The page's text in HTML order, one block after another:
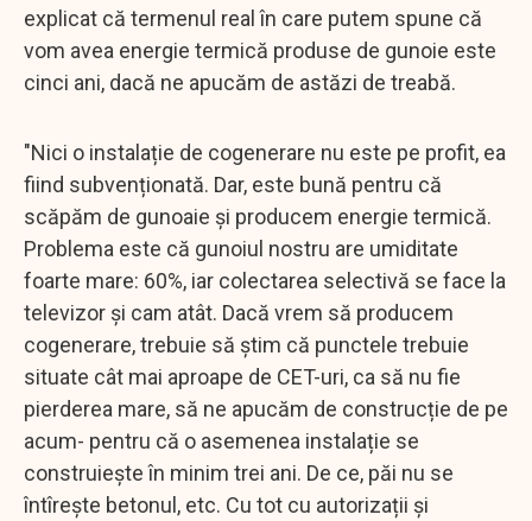
explicat că termenul real în care putem spune că
vom avea energie termică produse de gunoie este
cinci ani, dacă ne apucăm de astăzi de treabă.
"Nici o instalație de cogenerare nu este pe profit, ea
fiind subvenționată. Dar, este bună pentru că
scăpăm de gunoaie și producem energie termică.
Problema este că gunoiul nostru are umiditate
foarte mare: 60%, iar colectarea selectivă se face la
televizor și cam atât. Dacă vrem să producem
cogenerare, trebuie să știm că punctele trebuie
situate cât mai aproape de CET-uri, ca să nu fie
pierderea mare, să ne apucăm de construcție de pe
acum- pentru că o asemenea instalație se
construiește în minim trei ani. De ce, păi nu se
întîrește betonul, etc. Cu tot cu autorizații și